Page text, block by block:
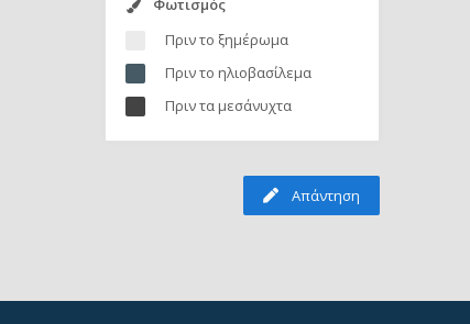
Φωτισμός
Πριν το ξημέρωμα
Πριν το ηλιοβασίλεμα
Πριν τα μεσάνυχτα
Απάντηση